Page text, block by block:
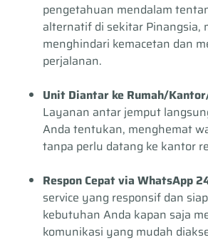
pengetahuan mendalam
alternatif di sekitar Pinangsia,
menghindari kemacetan dan
perjalanan.
Unit Diantar ke Rumah/
Layanan antar jemput
Anda tentukan, menghemat
tanpa perlu datang ke kantor
Respon Cepat via WhatsApp
service yang responsif dan
kebutuhan Anda kapan saja
komunikasi yang mudah